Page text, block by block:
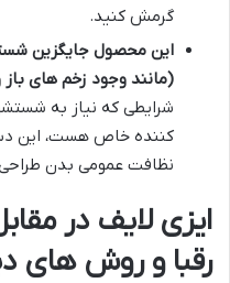
گرمش کنید.
این محصول جایگزین
(مانند وجود زخم های
شرایطی که نیاز به
کننده خاص هست، این
نظافت عمومی بدن
ایزی لایف در
رقبا و روش های